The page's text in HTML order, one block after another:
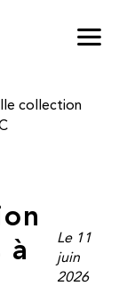
collection
Le 11
juin
2026